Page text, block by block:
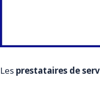
Les prestataires de